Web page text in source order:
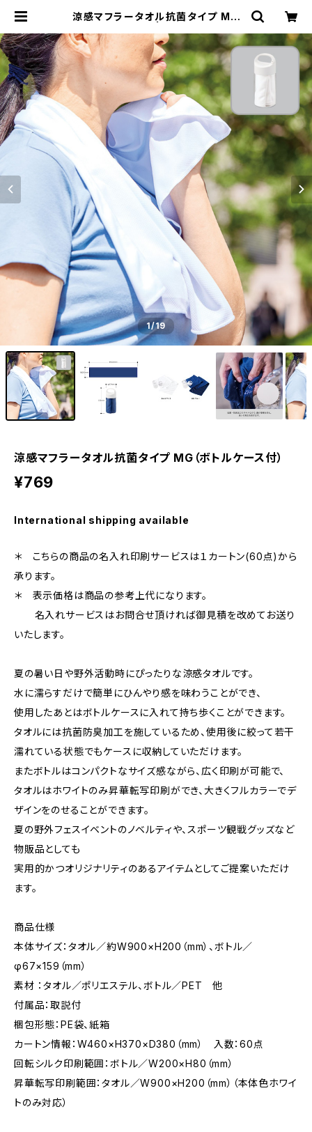
涼感マフラータオル抗菌タイプ MG
販促 ミスターギフト
1/19
涼感マフラータオル抗菌タイプ MG（ボトルケース付）
¥769
International shipping available
＊ こちらの商品の名入れ印刷サービスは１カートン(60点)から
承ります。
＊ 表示価格は商品の参考上代になります。
名入れサービスはお問合せ頂ければ御見積を改めてお送り
いたします。
夏の暑い日や野外活動時にぴったりな涼感タオルです。
水に濡らすだけで簡単にひんやり感を味わうことができ、
使用したあとはボトルケースに入れて持ち歩くことができます。
タオルには抗菌防臭加工を施しているため、使用後に絞って若干
濡れている状態でもケースに収納していただけます。
またボトルはコンパクトなサイズ感ながら、広く印刷が可能で、
タオルはホワイトのみ昇華転写印刷ができ、大きくフルカラーでデ
ザインをのせることができます。
夏の野外フェスイベントのノベルティや、スポーツ観戦グッズなど
物販品としても
実用的かつオリジナリティのあるアイテムとしてご提案いただけ
ます。
商品仕様
本体サイズ：タオル／約W900×H200（mm）、ボトル／
φ67×159（mm）
素材 ：タオル／ポリエステル、ボトル／PET 他
付属品：取説付
梱包形態：PE袋、紙箱
カートン情報：W460×H370×D380（mm） 入数：60点
回転シルク印刷範囲：ボトル／W200×H80（mm）
昇華転写印刷範囲：タオル／W900×H200（mm）（本体色ホワイ
トのみ対応）